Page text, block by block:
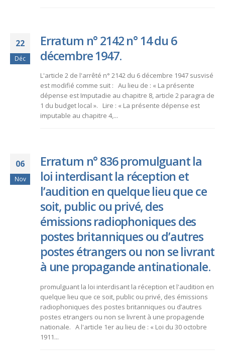
22
Déc
Erratum n° 2142 n° 14 du 6
décembre 1947.
L'article 2 de l'arrêté n° 2142 du 6 décembre 1947 susvisé
est modifié comme suit : Au lieu de : « La présente
dépense est Imputadie au chapitre 8, article 2 paragra de
1 du budget local ». Lire : « La présente dépense est
imputable au chapitre 4,...
06
Nov
Erratum n° 836 promulguant la
loi interdisant la réception et
l’audition en quelque lieu que ce
soit, public ou privé, des
émissions radiophoniques des
postes britanniques ou d’autres
postes étrangers ou non se livrant
à une propagande antinationale.
promulguant la loi interdisant la réception et l'audition en
quelque lieu que ce soit, public ou privé, des émissions
radiophoniques des postes britanniques ou d’autres
postes etrangers ou non se livrent à une propagende
nationale. A l'article 1er au lieu de : « Loi du 30 octobre
1911...